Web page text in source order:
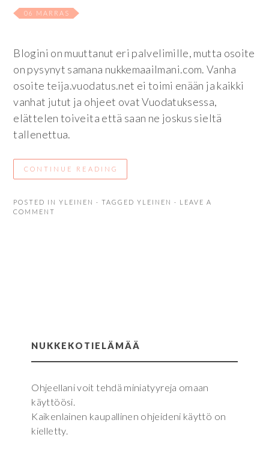
06 MARRAS
Blogini on muuttanut eri palvelimille, mutta osoite
on pysynyt samana nukkemaailmani.com. Vanha
osoite teija.vuodatus.net ei toimi enään ja kaikki
vanhat jutut ja ohjeet ovat Vuodatuksessa,
elättelen toiveita että saan ne joskus sieltä
tallenettua.
CONTINUE READING
POSTED INYLEINEN · TAGGEDYLEINEN
· LEAVE A
COMMENT
NUKKEKOTIELÄMÄÄ
Ohjeellani voit tehdä miniatyyreja omaan
käyttöösi.
Kaikenlainen kaupallinen ohjeideni käyttö on
kielletty.